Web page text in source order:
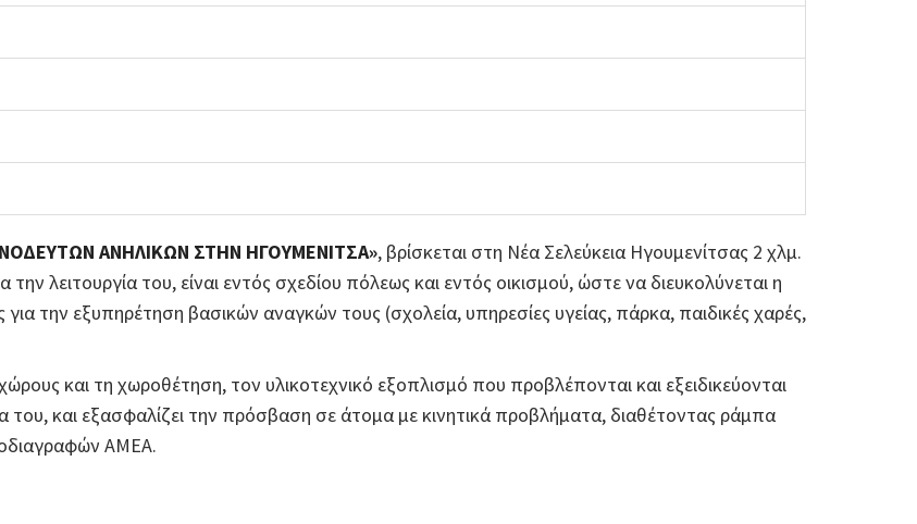
ΑΝΗΛΙKΩΝ ΣΤΗΝ ΗΓΟΥΜΕΝΙΤΣΑ», βρίσκεται στη Νέα Σελεύκεια Ηγουμενίτσας 2 χλμ.
λειτουργία του, είναι εντός σχεδίου πόλεως και εντός οικισμού, ώστε να διευκολύνεται η
την εξυπηρέτηση βασικών αναγκών τους (σχολεία, υπηρεσίες υγείας, πάρκα, παιδικές χαρές,
και τη χωροθέτηση, τον υλικοτεχνικό εξοπλισμό που προβλέπονται και εξειδικεύονται
του, και εξασφαλίζει την πρόσβαση σε άτομα με κινητικά προβλήματα, διαθέτοντας ράμπα
ΑΜΕΑ.